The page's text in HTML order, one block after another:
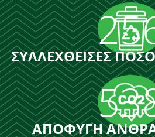
ΣΥΛΛΕΧΘΕΙΣΕΣ
ΑΠΟΦΥΓΗ